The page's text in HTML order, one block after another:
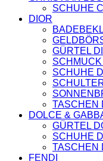
CELINE
DOLCE &
SCHUHE
DIOR
GÜRTEL
SCHUHE
TASCHEN
DOLCE &
GÜRTEL
SCHUHE
TASCHEN
FENDI